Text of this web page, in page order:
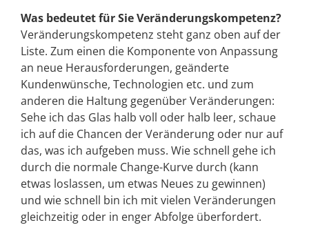
Was bedeutet für Sie Veränderungskompetenz?
Veränderungskompetenz steht ganz oben auf der
Liste. Zum einen die Komponente von Anpassung
an neue Herausforderungen, geänderte
Kundenwünsche, Technologien etc. und zum
anderen die Haltung gegenüber Veränderungen:
Sehe ich das Glas halb voll oder halb leer, schaue
ich auf die Chancen der Veränderung oder nur auf
das, was ich aufgeben muss. Wie schnell gehe ich
durch die normale Change-Kurve durch (kann
etwas loslassen, um etwas Neues zu gewinnen)
und wie schnell bin ich mit vielen Veränderungen
gleichzeitig oder in enger Abfolge überfordert.